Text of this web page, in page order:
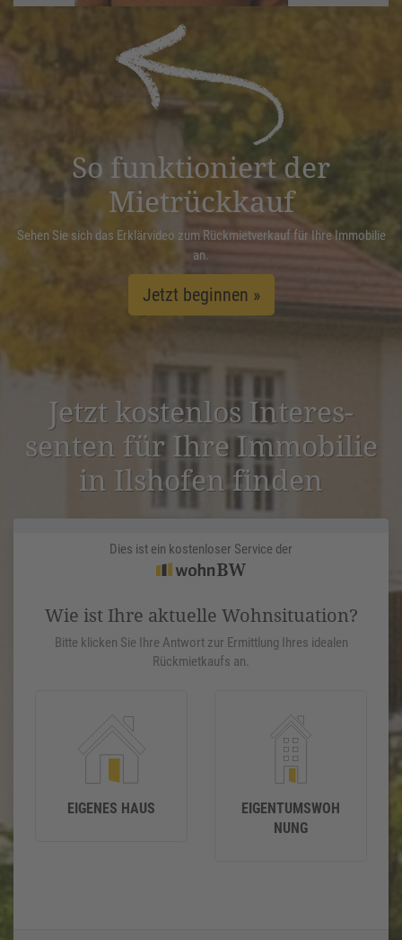
powered by
Management Platform
So funktioniert der
Mietrückkauf
Sehen Sie sich das Erklärvideo zum Rückmietverkauf für Ihre Immobilie
an.
Jetzt beginnen »
Jetzt kostenlos Inter­es­
senten für Ihre Immobilie
in Ilshofen finden
Dies ist ein kostenloser Service der
Wie ist Ihre aktuelle Wohnsituation?
Bitte klicken Sie Ihre Antwort zur Ermittlung Ihres idealen
Rückmietkaufs an.
EIGENES HAUS
EIGENTUMSWOH
NUNG